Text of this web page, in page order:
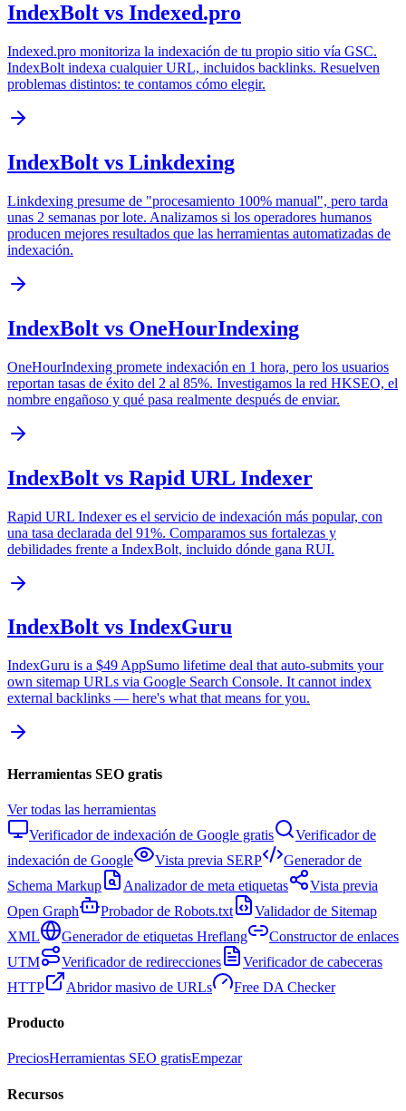
IndexBolt vs Indexed.pro
Indexed.pro monitoriza la indexación de tu propio sitio vía GSC.
IndexBolt indexa cualquier URL, incluidos backlinks. Resuelven
problemas distintos: te contamos cómo elegir.
IndexBolt vs Linkdexing
Linkdexing presume de "procesamiento 100% manual", pero tarda
unas 2 semanas por lote. Analizamos si los operadores humanos
producen mejores resultados que las herramientas automatizadas de
indexación.
IndexBolt vs OneHourIndexing
OneHourIndexing promete indexación en 1 hora, pero los usuarios
reportan tasas de éxito del 2 al 85%. Investigamos la red HKSEO, el
nombre engañoso y qué pasa realmente después de enviar.
IndexBolt vs Rapid URL Indexer
Rapid URL Indexer es el servicio de indexación más popular, con
una tasa declarada del 91%. Comparamos sus fortalezas y
debilidades frente a IndexBolt, incluido dónde gana RUI.
IndexBolt vs IndexGuru
IndexGuru is a $49 AppSumo lifetime deal that auto-submits your
own sitemap URLs via Google Search Console. It cannot index
external backlinks — here's what that means for you.
Herramientas SEO gratis
Ver todas las herramientas
Verificador de indexación de Google gratis
Verificador de
indexación de Google
Vista previa SERP
Generador de
Schema Markup
Analizador de meta etiquetas
Vista previa
Open Graph
Probador de Robots.txt
Validador de Sitemap
XML
Generador de etiquetas Hreflang
Constructor de enlaces
UTM
Verificador de redirecciones
Verificador de cabeceras
HTTP
Abridor masivo de URLs Free DA Checker
Producto
PreciosHerramientas SEO gratisEmpezar
Recursos